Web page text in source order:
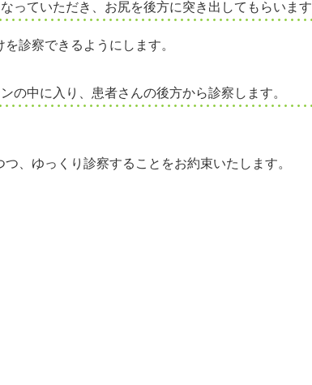
っていただき、お尻を後方に突き出してもらいます
診察できるようにします。
の中に入り、患者さんの後方から診察します。
、ゆっくり診察することをお約束いたします。